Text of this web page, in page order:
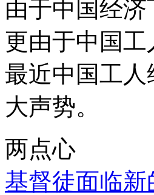
由于中国经
更由于中国
最近中国工
大声势。
两点心
基督徒面临新